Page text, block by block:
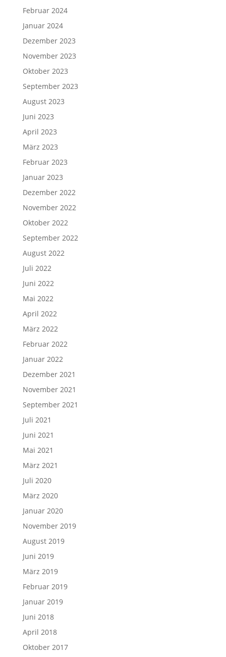
Juni 2023
April 2023
März 2023
Februar 2023
Januar 2023
Dezember 2022
November 2022
Oktober 2022
September 2022
August 2022
Juli 2022
Juni 2022
Mai 2022
April 2022
März 2022
Februar 2022
Januar 2022
Dezember 2021
November 2021
September 2021
Juli 2021
Juni 2021
Mai 2021
März 2021
Juli 2020
März 2020
Januar 2020
November 2019
August 2019
Juni 2019
März 2019
Februar 2019
Januar 2019
Juni 2018
April 2018
Oktober 2017
Juni 2017
Mai 2017
November 2016
Oktober 2016
Juni 2016
Dezember 2015
Oktober 2015